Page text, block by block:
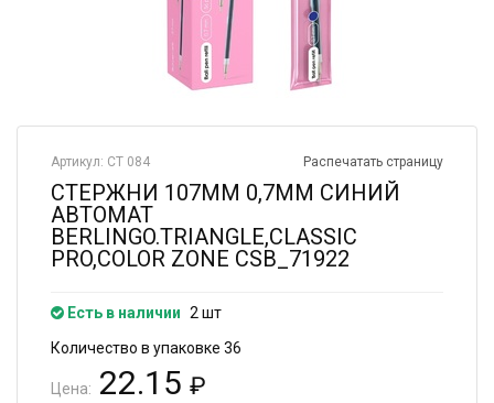
Распечатать страницу
Артикул: СТ 084
СТЕРЖНИ 107ММ 0,7ММ СИНИЙ
АВТОМАТ
BERLINGO.TRIANGLE,CLASSIC
PRO,COLOR ZONE CSB_71922
Есть в наличии 2 шт
Количество в упаковке 36
Цена: 22.15 ₽